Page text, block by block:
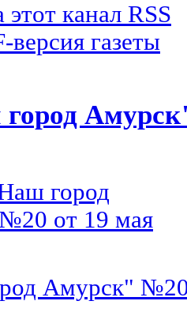
канал RSS
версия газеты
Амурск"